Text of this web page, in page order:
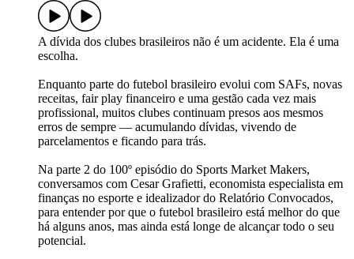
A dívida dos clubes brasileiros não é um acidente. Ela é uma
escolha.
Enquanto parte do futebol brasileiro evolui com SAFs, novas
receitas, fair play financeiro e uma gestão cada vez mais
profissional, muitos clubes continuam presos aos mesmos
erros de sempre — acumulando dívidas, vivendo de
parcelamentos e ficando para trás.
Na parte 2 do 100º episódio do Sports Market Makers,
conversamos com Cesar Grafietti, economista especialista em
finanças no esporte e idealizador do Relatório Convocados,
para entender por que o futebol brasileiro está melhor do que
há alguns anos, mas ainda está longe de alcançar todo o seu
potencial.